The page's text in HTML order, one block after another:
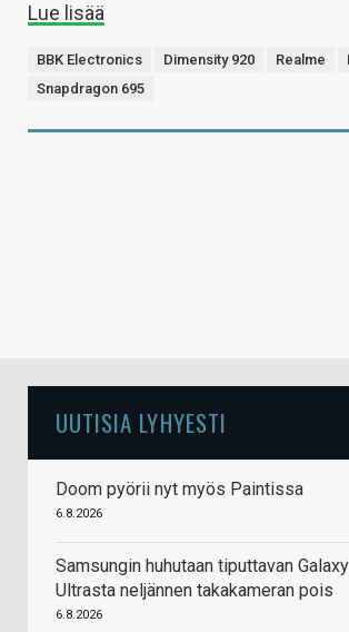
Lue lisää
BBK Electronics Dimensity 920 Realme
Snapdragon 695
UUTISIA LYHYESTI
Doom pyörii nyt myös Paintissa
6.8.2026
Samsungin huhutaan tiputtavan
Ultrasta neljännen takakameran pois
6.8.2026